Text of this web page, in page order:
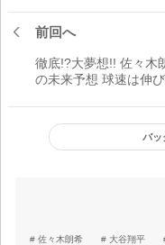
前回へ
徹底!?大夢想!! 佐々木
の未来予想 球速は伸び
バッ
佐々木朗希 大谷翔平